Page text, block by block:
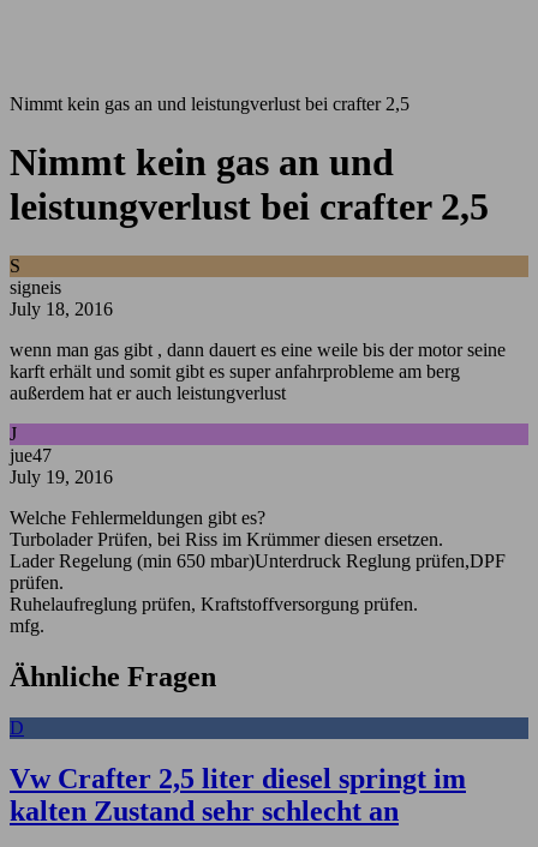
Nimmt kein gas an und leistungverlust bei crafter 2,5
Nimmt kein gas an und
leistungverlust bei crafter 2,5
S
signeis
July 18, 2016
wenn man gas gibt , dann dauert es eine weile bis der motor seine
karft erhält und somit gibt es super anfahrprobleme am berg
außerdem hat er auch leistungverlust
J
jue47
July 19, 2016
Welche Fehlermeldungen gibt es?
Turbolader Prüfen, bei Riss im Krümmer diesen ersetzen.
Lader Regelung (min 650 mbar)Unterdruck Reglung prüfen,DPF
prüfen.
Ruhelaufreglung prüfen, Kraftstoffversorgung prüfen.
mfg.
Ähnliche Fragen
D
Vw Crafter 2,5 liter diesel springt im
kalten Zustand sehr schlecht an